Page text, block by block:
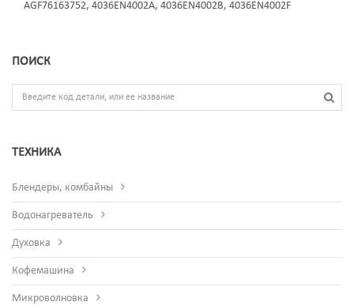
AGF76163752, 4036EN4002A, 4036EN4002B, 4036EN4002F
ПОИСК
ТЕХНИКА
Блендеры, комбайны
Водонагреватель
Духовка
Кофемашина
Микроволновка